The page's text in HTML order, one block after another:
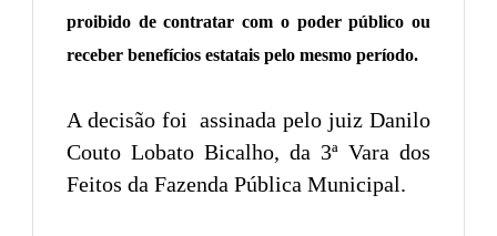
proibido de contratar com o poder público ou
receber benefícios estatais pelo mesmo período.
A decisão foi assinada pelo juiz Danilo
Couto Lobato Bicalho, da 3ª Vara dos
Feitos da Fazenda Pública Municipal.